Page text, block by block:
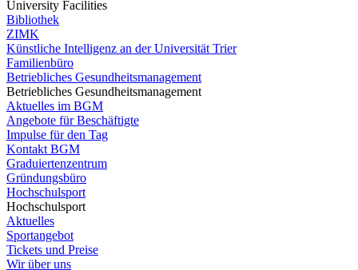
University Facilities
Bibliothek
ZIMK
Künstliche Intelligenz an der Universität Trier
Familienbüro
Betriebliches Gesundheitsmanagement
Betriebliches Gesundheitsmanagement
Aktuelles im BGM
Angebote für Beschäftigte
Impulse für den Tag
Kontakt BGM
Graduiertenzentrum
Gründungsbüro
Hochschulsport
Hochschulsport
Aktuelles
Sportangebot
Tickets und Preise
Wir über uns